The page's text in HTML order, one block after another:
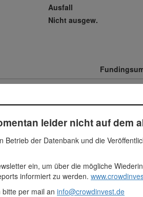
Ausfall
Nicht ausgew.
2.330.076
3355076
1.383.001
4738077
leider nicht auf dem
Betrieb der Datenbank und die
ein, um über die mögliche
informiert zu werden.
per mail an info@crowdinvest.de